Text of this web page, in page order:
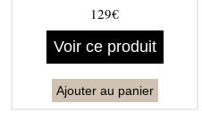
129€
Voir ce produit
Ajouter au panier